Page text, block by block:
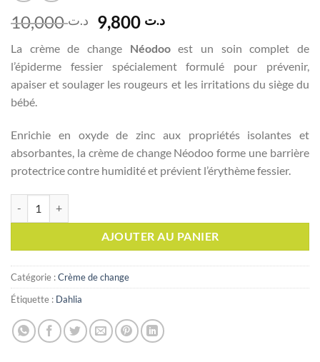
د.ت10,000
Le
prix
initial
était :
د.ت 10,000.
د.تLe
actuel
est :
د.ت 9,800.
La crème de change Néodooest un soin complet de
l’épiderme fessier spécialement formulé pour prévenir,
apaiser et soulager les rougeurs et les irritations du siège du
bébé.
Enrichie en oxyde de zinc aux propriétés isolantes et
absorbantes, la crème de change Néodoo forme une barrière
protectrice contre humidité et prévient l’érythème fessier.
AJOUTER AU PANIER
Catégorie :Crème de change
Étiquette : Dahlia